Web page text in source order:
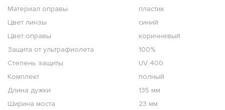
Материал оправы
пластик
Цвет линзы
синий
Цвет оправы
коричневый
Защита от ультрафиолета
100%
Степень защиты
UV 400
Комплект
полный
Длина дужки
135 мм
Ширина моста
23 мм